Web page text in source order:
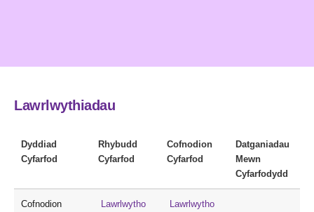
Lawrlwythiadau
Dyddiad
Cyfarfod
Rhybudd
Cyfarfod
Cofnodion
Cyfarfod
Datganiadau
Mewn
Cyfarfodydd
Cofnodion
Lawrlwytho
Lawrlwytho